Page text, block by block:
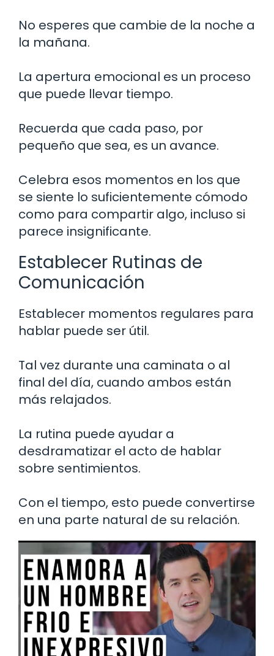
No esperes que cambie de la noche a
la mañana.
La apertura emocional es un proceso
que puede llevar tiempo.
Recuerda que cada paso, por
pequeño que sea, es un avance.
Celebra esos momentos en los que
se siente lo suficientemente cómodo
como para compartir algo, incluso si
parece insignificante.
Establecer Rutinas de
Comunicación
Establecer momentos regulares para
hablar puede ser útil.
Tal vez durante una caminata o al
final del día, cuando ambos están
más relajados.
La rutina puede ayudar a
desdramatizar el acto de hablar
sobre sentimientos.
Con el tiempo, esto puede convertirse
en una parte natural de su relación.